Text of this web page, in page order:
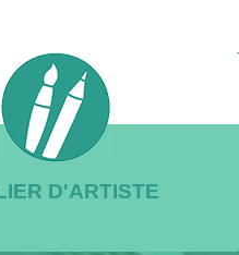
D'ARTISTE